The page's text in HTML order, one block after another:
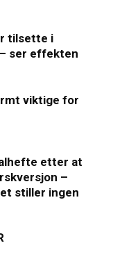
tilsette i
ser effekten
viktige for
etter at
–
stiller ingen